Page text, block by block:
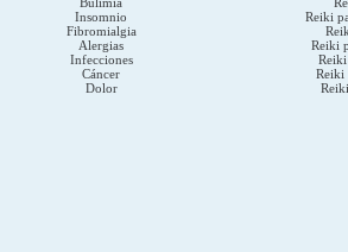
Insomnio
Reiki
Fibromialgia
Alergias
Reiki
Infecciones
Cáncer
Reiki
Dolor